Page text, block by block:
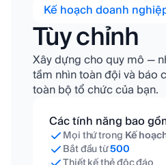
Kế hoạch doanh
Tùy chỉnh
Xây dựng cho quy mô —
tầm nhìn toàn đội và báo
toàn bộ tổ chức của bạn.
Các tính năng bao
Mọi thứ trong Kế
Bắt đầu từ500